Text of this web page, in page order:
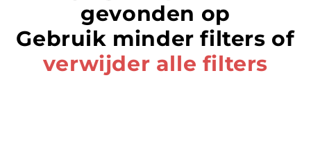
gevonden op
Gebruik minder filters of
verwijder alle filters